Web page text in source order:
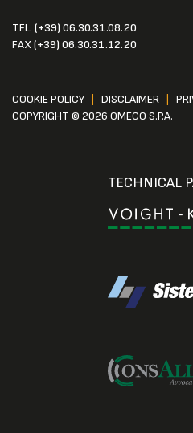
TEL. (+39) 06.30.31.08.20
FAX(+39) 06.30.31.12.20
COOKIE POLICY DISCLAIMER
COPYRIGHT © 2026 OMECO S.P.A.
TECHNICAL